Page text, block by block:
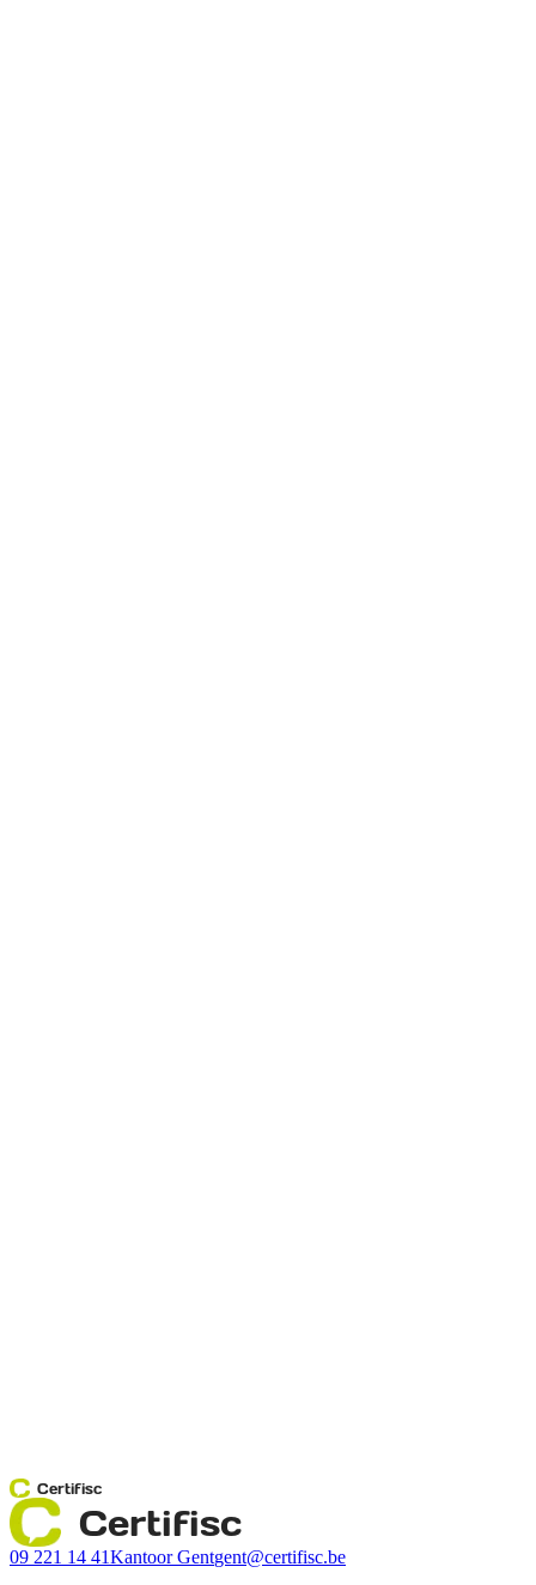
Certifisc
Certifisc
09 221 14 41Kantoor Gentgent@certifisc.be